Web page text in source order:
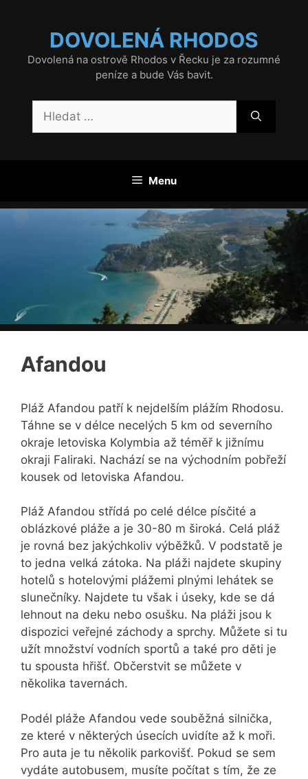
DOVOLENÁ RHODOS
Dovolená na ostrově Rhodos v Řecku je za rozumné
peníze a bude Vás bavit.
Menu
Afandou
Pláž Afandou patří k nejdelším plážím Rhodosu.
Táhne se v délce necelých 5 km od severního
okraje letoviska Kolymbia až téměř k jižnímu
okraji Faliraki. Nachází se na východním pobřeží
kousek od letoviska Afandou.
Pláž Afandou střídá po celé délce písčité a
oblázkové pláže a je 30-80 m široká. Celá pláž
je rovná bez jakýchkoliv výběžků. V podstatě je
to jedna velká zátoka. Na pláži najdete skupiny
hotelů s hotelovými plážemi plnými lehátek se
slunečníky. Najdete tu však i úseky, kde se dá
lehnout na deku nebo osušku. Na pláži jsou k
dispozici veřejné záchody a sprchy. Můžete si tu
užít množství vodních sportů a také pro děti je
tu spousta hřišť. Občerstvit se můžete v
několika tavernách.
Podél pláže Afandou vede souběžná silnička,
ze které v některých úsecích uvidíte až k moři.
Pro auta je tu několik parkovišť. Pokud se sem
vydáte autobusem, musíte počítat s tím, že ze